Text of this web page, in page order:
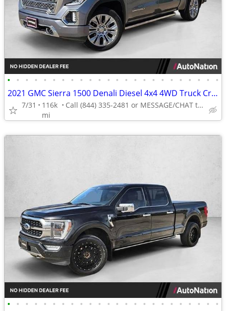
• • • • • • • • • • • • • • • • • • • • • • • •
2021 GMC Sierra 1500 Denali Diesel 4x4 4WD Truck Crew cab AUTONATION
7/31
116k
mi
Call (844) 335-2481 or MESSAGE/CHAT to confirm availability
• • • • • • • • • • • • • • • • • • • • • • • •